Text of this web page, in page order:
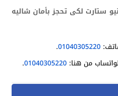
ستارت لكى تحجز بأمان شاليه
01040305220
.
من هنا: 01040305220
.